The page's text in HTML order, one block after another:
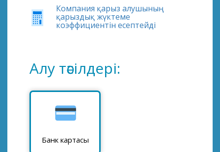
Компания қарыз алушының
қарыздық жүктеме
коэффициентін есептейді
Алу тәсілдері:
Банк картасы